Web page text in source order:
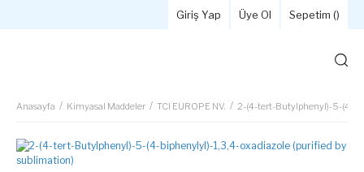
Giriş Yap Üye Ol Sepetim ()
Anasayfa Kimyasal Maddeler TCI EUROPE NV. 2-(4-tert-Butylphenyl)-5-(4-